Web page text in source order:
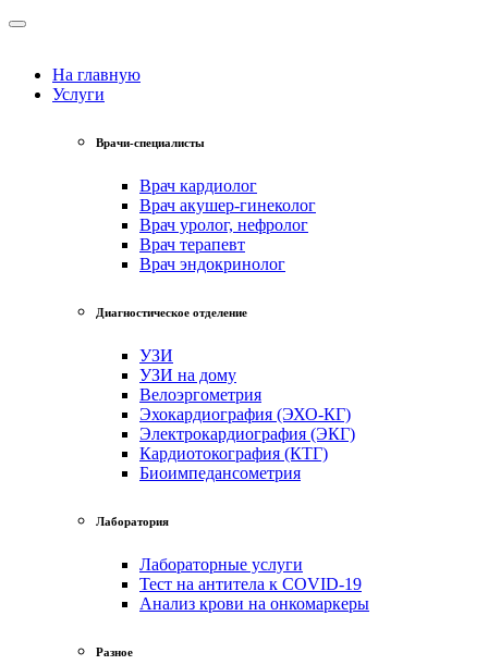
На главную
Услуги
Врачи-специалисты
Врач кардиолог
Врач акушер-гинеколог
Врач уролог, нефролог
Врач терапевт
Врач эндокринолог
Диагностическое отделение
УЗИ
УЗИ на дому
Велоэргометрия
Эхокардиография (ЭХО-КГ)
Электрокардиография (ЭКГ)
Кардиотокография (КТГ)
Биоимпедансометрия
Лаборатория
Лабораторные услуги
Тест на антитела к COVID-19
Анализ крови на онкомаркеры
Разное